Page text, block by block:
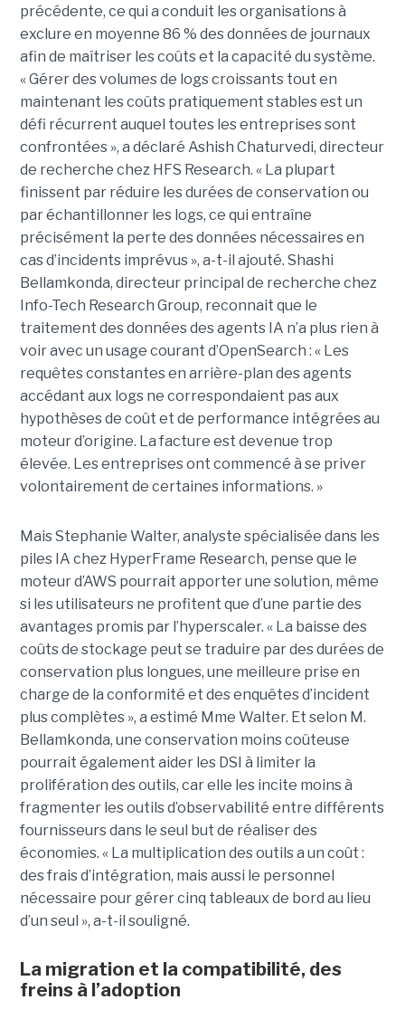
précédente, ce qui a conduit les organisations à
exclure en moyenne 86 % des données de journaux
afin de maîtriser les coûts et la capacité du système.
« Gérer des volumes de logs croissants tout en
maintenant les coûts pratiquement stables est un
défi récurrent auquel toutes les entreprises sont
confrontées », a déclaré Ashish Chaturvedi, directeur
de recherche chez HFS Research. « La plupart
finissent par réduire les durées de conservation ou
par échantillonner les logs, ce qui entraîne
précisément la perte des données nécessaires en
cas d’incidents imprévus », a-t-il ajouté. Shashi
Bellamkonda, directeur principal de recherche chez
Info-Tech Research Group, reconnait que le
traitement des données des agents IA n’a plus rien à
voir avec un usage courant d’OpenSearch : « Les
requêtes constantes en arrière-plan des agents
accédant aux logs ne correspondaient pas aux
hypothèses de coût et de performance intégrées au
moteur d’origine. La facture est devenue trop
élevée. Les entreprises ont commencé à se priver
volontairement de certaines informations. »
Mais Stephanie Walter, analyste spécialisée dans les
piles IA chez HyperFrame Research, pense que le
moteur d’AWS pourrait apporter une solution, même
si les utilisateurs ne profitent que d’une partie des
avantages promis par l’hyperscaler. « La baisse des
coûts de stockage peut se traduire par des durées de
conservation plus longues, une meilleure prise en
charge de la conformité et des enquêtes d’incident
plus complètes », a estimé Mme Walter. Et selon M.
Bellamkonda, une conservation moins coûteuse
pourrait également aider les DSI à limiter la
prolifération des outils, car elle les incite moins à
fragmenter les outils d’observabilité entre différents
fournisseurs dans le seul but de réaliser des
économies. « La multiplication des outils a un coût :
des frais d’intégration, mais aussi le personnel
nécessaire pour gérer cinq tableaux de bord au lieu
d’un seul », a-t-il souligné.
La migration et la compatibilité, des
freins à l’adoption